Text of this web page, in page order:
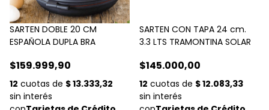
SARTEN DOBLE 20 CM
ESPAÑOLA DUPLA BRA
$159.999,90
SARTEN CON TAPA 24 cm.
3.3 LTS TRAMONTINA SOLAR
$145.000,00